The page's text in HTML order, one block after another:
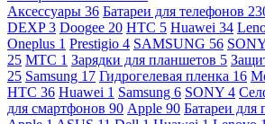
Аксессуары 36 Батареи для телефонов
DEXP3 Doogee 20 HTC 5 Huawei 34
Oneplus 1 Prestigio 4 SAMSUNG 56
25 МТС 1 Зарядки для планшетов 5
25 Samsung 17 Гидрогелевая пленка 16
HTC 36 Huawei 1 Samsung 6 SONY 4
для смартфонов 90 Apple 90 Батареи для